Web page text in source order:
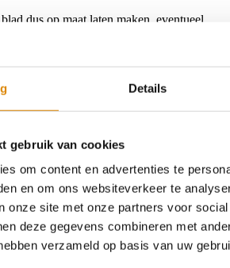
Details
gebruik van cookies
om content en advertenties te
en om ons websiteverkeer te
onze site met onze partners voor
deze gegevens combineren met
verzameld op basis van uw
dus op maat laten maken, eventueel
Over ons Outlet Contact Zoeken